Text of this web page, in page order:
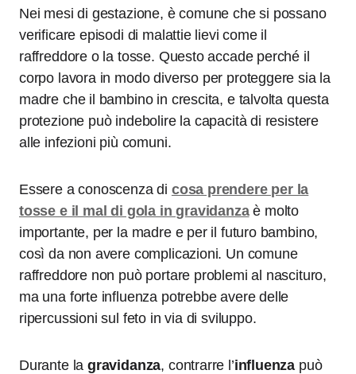
Nei mesi di gestazione, è comune che si possano
verificare episodi di malattie lievi come il
raffreddore o la tosse. Questo accade perché il
corpo lavora in modo diverso per proteggere sia la
madre che il bambino in crescita, e talvolta questa
protezione può indebolire la capacità di resistere
alle infezioni più comuni.
Essere a conoscenza di cosa prendere per la
tosse e il mal di gola in gravidanzaè molto
importante, per la madre e per il futuro bambino,
così da non avere complicazioni. Un comune
raffreddore non può portare problemi al nascituro,
ma una forte influenza potrebbe avere delle
ripercussioni sul feto in via di sviluppo.
Durante lagravidanza, contrarre l’influenza può